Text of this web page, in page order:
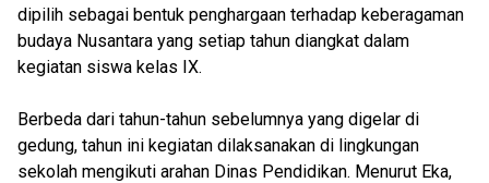
dipilih sebagai bentuk penghargaan terhadap keberagaman
budaya Nusantara yang setiap tahun diangkat dalam
kegiatan siswa kelas IX.
Berbeda dari tahun-tahun sebelumnya yang digelar di
gedung, tahun ini kegiatan dilaksanakan di lingkungan
sekolah mengikuti arahan Dinas Pendidikan. Menurut Eka,